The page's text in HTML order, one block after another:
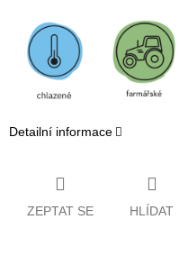
Detailní informace
ZEPTAT SE HLÍDAT